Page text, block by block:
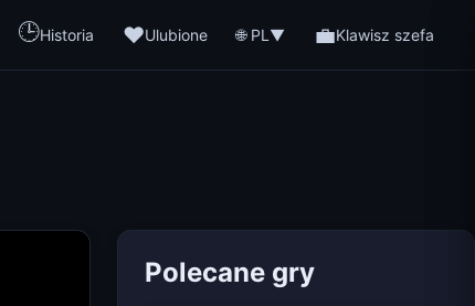
🕒Historia ❤️Ulubione 🌐 PL ▼ 💼Klawisz szefa
Polecane gry